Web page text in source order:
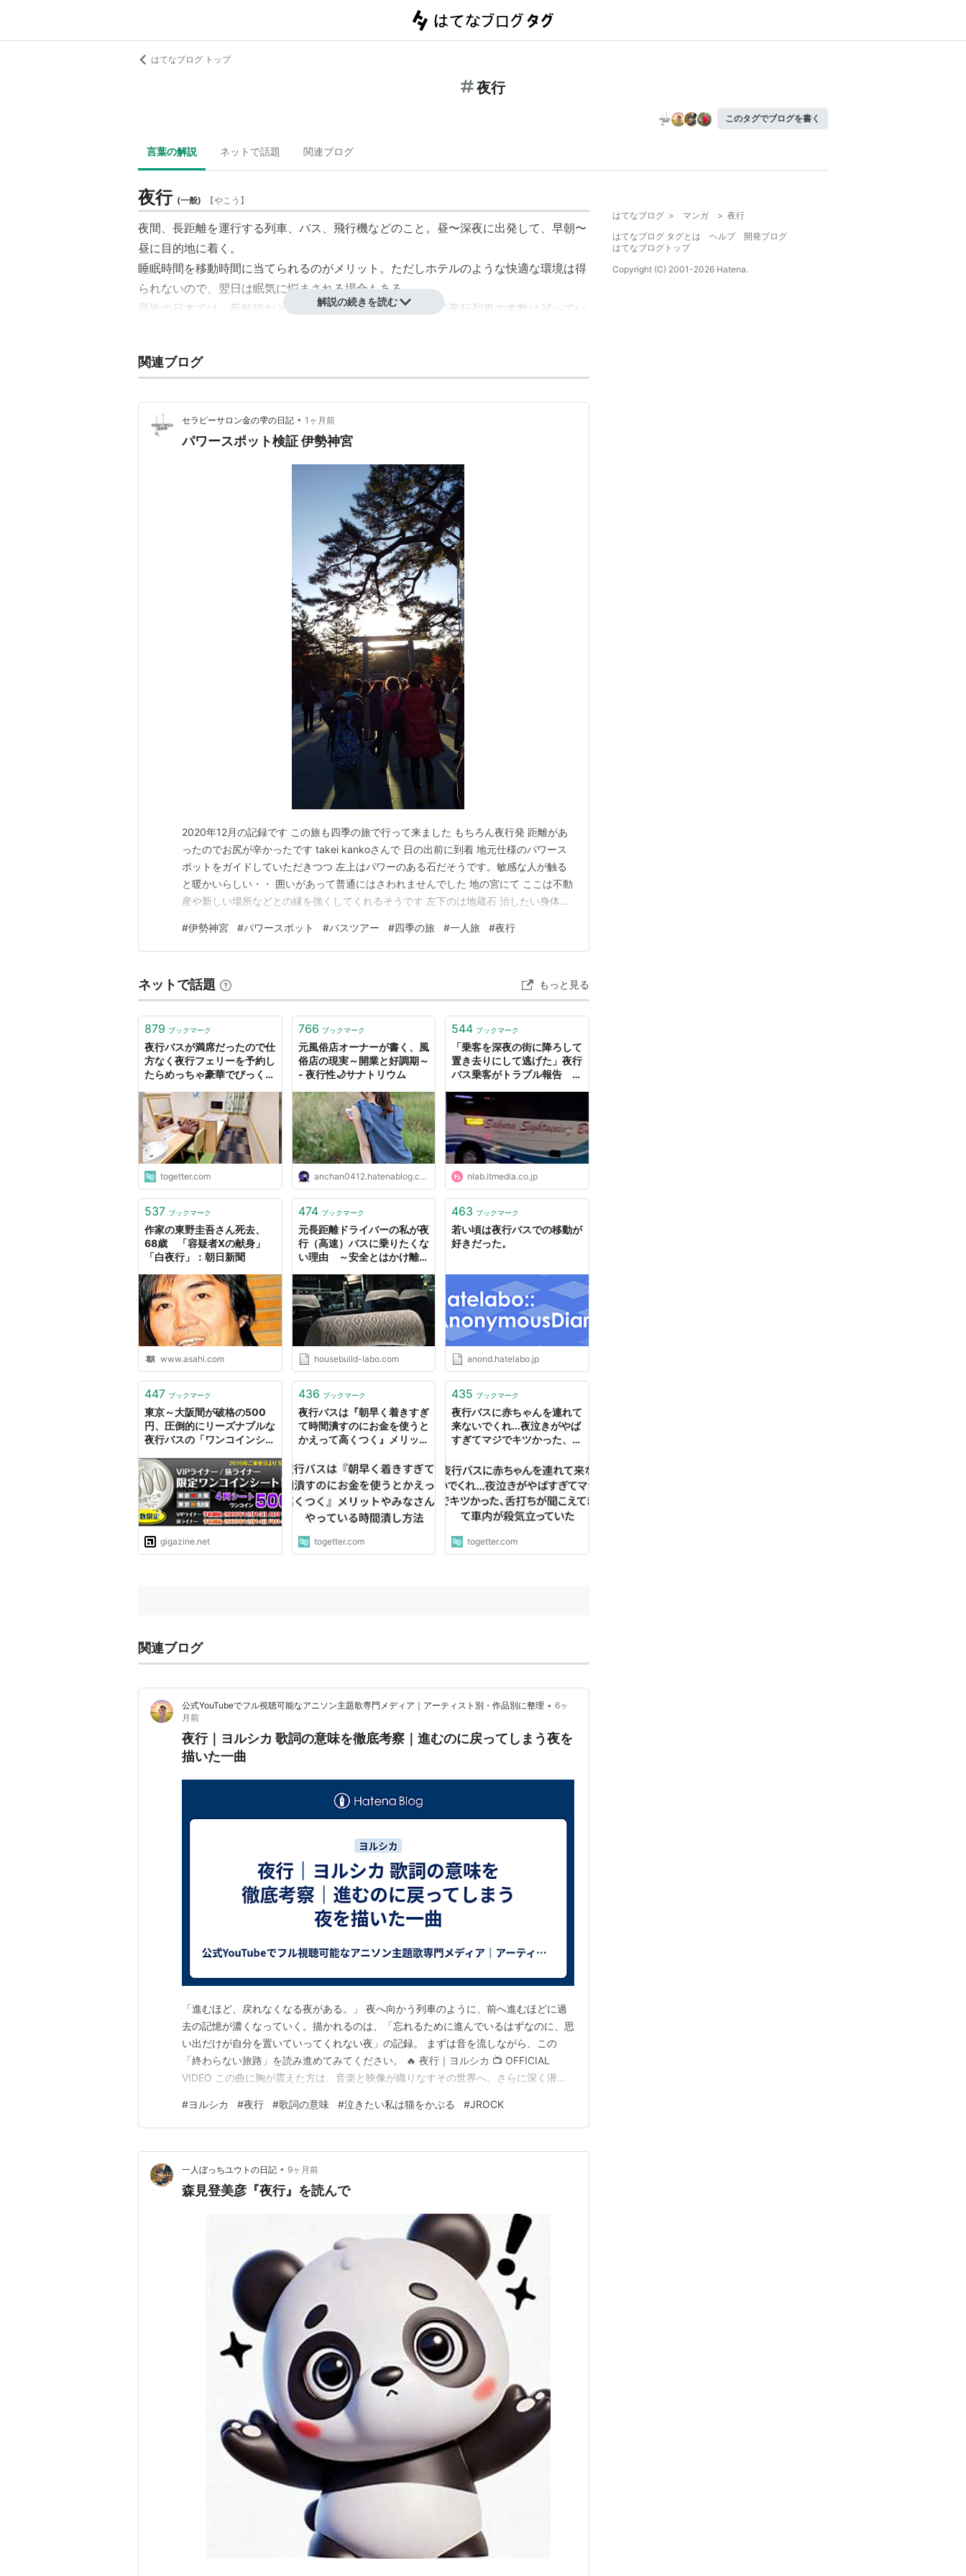
はてなブログ トップ
夜行
このタグでブログを書く
言葉の解説 ネットで話題 関連ブログ
夜行 (一般) 【やこう 】
夜間、長距離を運行する列車、バス、飛行機などのこと。昼〜深夜に出発して、早朝〜
昼に目的地に着く。
睡眠時間を移動時間に当てられるのがメリット。ただしホテルのような快適な環境は得
られないので、翌日は眠気に悩まされる場合もある。
最近の日本では、新幹線など昼間の列車が速達化した影響で夜行列車 の本数は減ってい
トエクスプレス、カシオペアなど)のように、人気のある夜行列車もある。
る。JRを除く民営鉄道では唯一の夜行列車だが、東武トラベルなどで扱う「旅行商品」
申込利用者向けの列車であり、直前の飛び込み乗車ができない。
著「かっこいいスキヤキ」所収。
解説の続きを読む
関連ブログ
セラピーサロン金の雫の日記 • 1ヶ月前
パワースポット検証 伊勢神宮
2020年12月の記録です この旅も四季の旅で行って来ました もちろん夜行発 距離があ
ったのでお尻が辛かったです takei kankoさんで 日の出前に到着 地元仕様のパワース
ポットをガイドしていただきつつ 左上はパワーのある石だそうです。敏感な人が触る
と暖かいらしい・・ 囲いがあって普通にはさわれませんでした 地の宮にて ここは不動
産や新しい場所などとの縁を強くしてくれるそうです 左下のは地蔵石 治したい身体の
す 私はなんとなく買いませんでした そのあと月夜見社へ 真ん中は神の道だそうです
目指す社が見えてきま…
#伊勢神宮 #パワースポット #バスツアー #四季の旅 #一人旅 #夜行
ネットで話題 もっと見る
879 ブックマーク
夜行バスが満席だったので仕
方なく夜行フェリーを予約し
たらめっちゃ豪華でびっくり
togetter.com
766 ブックマーク
元風俗店オーナーが書く、風
俗店の現実～開業と好調期～
- 夜行性🌙サナトリウム
anchan0412.hatenablog.com
544 ブックマーク
「乗客を深夜の街に降ろして
置き去りにして逃げた」夜行
バス乗客がトラブル報告 バ
と弁明（1/3） | ねとらぼ
nlab.itmedia.co.jp
537 ブックマーク
作家の東野圭吾さん死去、
68歳 「容疑者Xの献身」
「白夜行」：朝日新聞
www.asahi.com
474 ブックマーク
元長距離ドライバーの私が夜
行（高速）バスに乗りたくな
い理由 ～安全とはかけ離れ
housebuild-labo.com
463 ブックマーク
若い頃は夜行バスでの移動が
好きだった。
anond.hatelabo.jp
447 ブックマーク
東京～大阪間が破格の500
円、圧倒的にリーズナブルな
夜行バスの「ワンコインシー
gigazine.net
436 ブックマーク
夜行バスは『朝早く着きすぎ
て時間潰すのにお金を使うと
かえって高くつく』メリット
潰し方法
togetter.com
435 ブックマーク
夜行バスに赤ちゃんを連れて
来ないでくれ...夜泣きがやば
すぎてマジでキツかった、舌
気立っていた
togetter.com
関連ブログ
公式YouTubeでフル視聴可能なアニソン主題歌専門メディア｜アーティスト別・作品別に整理 • 6ヶ
月前
夜行｜ヨルシカ 歌詞の意味を徹底考察｜進むのに戻ってしまう夜を
描いた一曲
「進むほど、戻れなくなる夜がある。」 夜へ向かう列車のように、前へ進むほどに過
去の記憶が濃くなっていく。描かれるのは、「忘れるために進んでいるはずなのに、思
い出だけが自分を置いていってくれない夜」の記録。 まずは音を流しながら、この
「終わらない旅路」を読み進めてみてください。 🔥 夜行｜ヨルシカ 📺 OFFICIAL
VIDEO この曲に胸が震えた方は、音楽と映像が織りなすその世界へ、さらに深く潜っ
す。 ▶ 原曲・関連作品をAmazonで確認 🎵 曲情報 曲名： 夜行 ／ アーティスト： ヨ
ルシカ発売日： 2020年…
#ヨルシカ #夜行 #歌詞の意味 #泣きたい私は猫をかぶる #JROCK
一人ぼっちユウトの日記 • 9ヶ月前
森見登美彦『夜行』を読んで
はてなブログ > マンガ > 夜行
はてなブログ タグとは
ヘルプ
開発ブログ
はてなブログトップ
Copyright (C) 2001-2026 Hatena.